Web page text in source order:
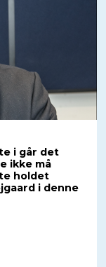
i går det
ikke må
holdet
i denne